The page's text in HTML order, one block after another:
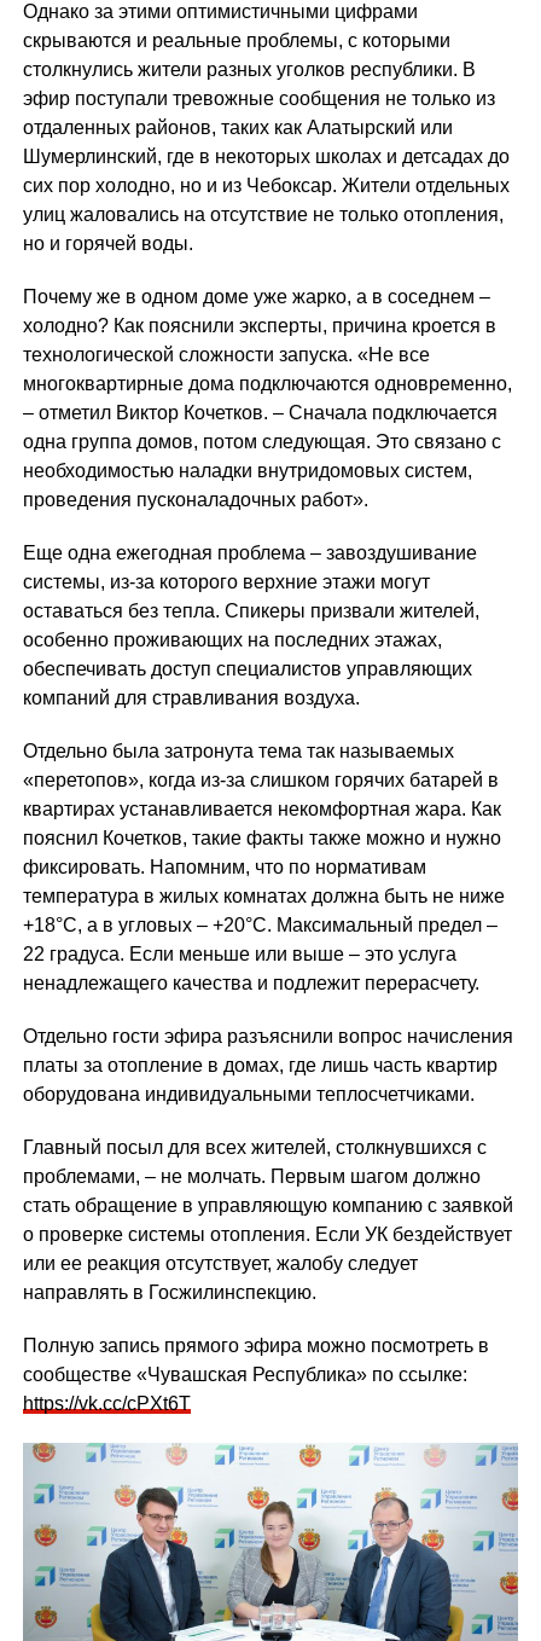
Однако за этими оптимистичными цифрами
скрываются и реальные проблемы, с которыми
столкнулись жители разных уголков республики. В
эфир поступали тревожные сообщения не только из
отдаленных районов, таких как Алатырский или
Шумерлинский, где в некоторых школах и детсадах до
сих пор холодно, но и из Чебоксар. Жители отдельных
улиц жаловались на отсутствие не только отопления,
но и горячей воды.
Почему же в одном доме уже жарко, а в соседнем –
холодно? Как пояснили эксперты, причина кроется в
технологической сложности запуска. «Не все
многоквартирные дома подключаются одновременно,
– отметил Виктор Кочетков. – Сначала подключается
одна группа домов, потом следующая. Это связано с
необходимостью наладки внутридомовых систем,
проведения пусконаладочных работ».
Еще одна ежегодная проблема – завоздушивание
системы, из-за которого верхние этажи могут
оставаться без тепла. Спикеры призвали жителей,
особенно проживающих на последних этажах,
обеспечивать доступ специалистов управляющих
компаний для стравливания воздуха.
Отдельно была затронута тема так называемых
«перетопов», когда из-за слишком горячих батарей в
квартирах устанавливается некомфортная жара. Как
пояснил Кочетков, такие факты также можно и нужно
фиксировать. Напомним, что по нормативам
температура в жилых комнатах должна быть не ниже
+18°C, а в угловых – +20°C. Максимальный предел –
22 градуса. Если меньше или выше – это услуга
ненадлежащего качества и подлежит перерасчету.
Отдельно гости эфира разъяснили вопрос начисления
платы за отопление в домах, где лишь часть квартир
оборудована индивидуальными теплосчетчиками.
Главный посыл для всех жителей, столкнувшихся с
проблемами, – не молчать. Первым шагом должно
стать обращение в управляющую компанию с заявкой
о проверке системы отопления. Если УК бездействует
или ее реакция отсутствует, жалобу следует
направлять в Госжилинспекцию.
Полную запись прямого эфира можно посмотреть в
сообществе «Чувашская Республика» по ссылке:
https://vk.cc/cPXt6T